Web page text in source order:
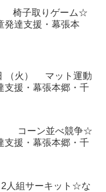
ム☆
達支援・幕張本
ット運動
援・幕張本郷・千
コーン並べ競争☆
援・幕張本郷・千
人組サーキット☆な